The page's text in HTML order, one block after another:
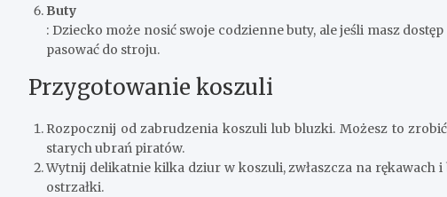
Buty
: Dziecko może nosić swoje codzienne buty, ale jeśli masz
pasować do stroju.
Przygotowanie koszuli
Rozpocznij od zabrudzenia koszuli lub bluzki. Możesz to
starych ubrań piratów.
Wytnij delikatnie kilka dziur w koszuli, zwłaszcza na rękawach
ostrzałki.